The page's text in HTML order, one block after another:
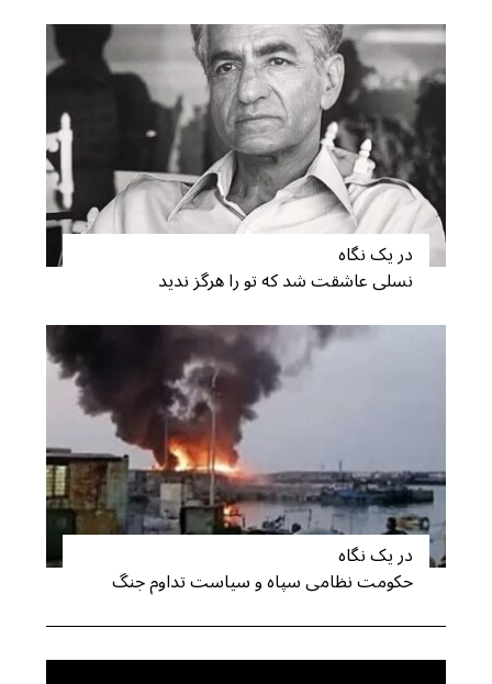
در یک نگاه
نسلی عاشقت شد که تو را هرگز ندید
در یک نگاه
حکومت نظامی سپاه و سیاست تداوم جنگ